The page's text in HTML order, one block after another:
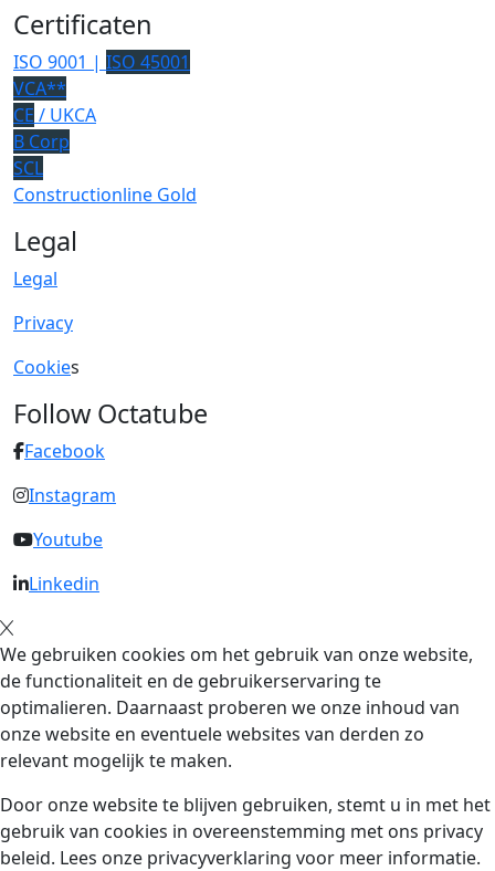
Certificaten
ISO 9001 | ISO 45001
VCA**
CE / UKCA
B Corp
SCL
Constructionline Gold
Legal
Legal
Privacy
Cookies
Follow Octatube
Facebook
Instagram
Youtube
Linkedin
We gebruiken cookies om het gebruik van onze website,
de functionaliteit en de gebruikerservaring te
optimalieren. Daarnaast proberen we onze inhoud van
onze website en eventuele websites van derden zo
relevant mogelijk te maken.
Door onze website te blijven gebruiken, stemt u in met het
gebruik van cookies in overeenstemming met ons privacy
beleid. Lees onze privacyverklaring voor meer informatie.